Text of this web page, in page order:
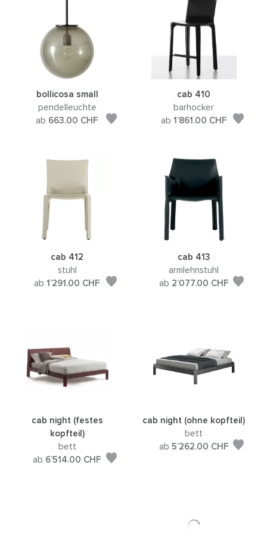
bollicosa small
pendelleuchte
ab 663.00 CHF
cab 410
barhocker
ab 1’861.00 CHF
cab 412
stuhl
ab 1’291.00 CHF
cab 413
armlehnstuhl
ab 2’077.00 CHF
cab night (festes
kopfteil)
bett
ab 6’514.00 CHF
cab night (ohne kopfteil)
bett
ab 5’262.00 CHF